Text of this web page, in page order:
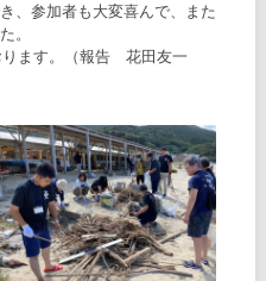
、参加者も大変喜んで、また
。
ます。（報告 花田友一